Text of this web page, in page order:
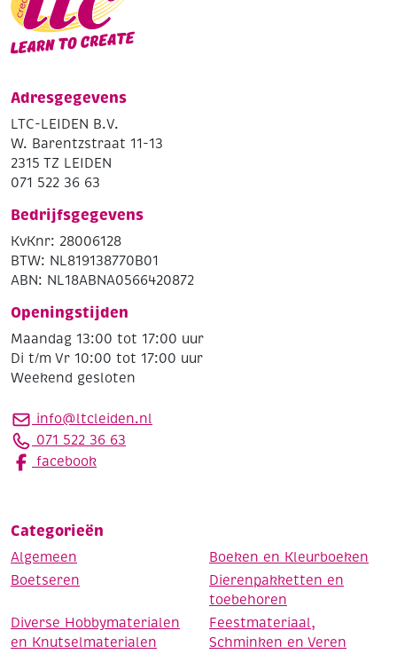
Adresgegevens
LTC-LEIDEN B.V.
W. Barentzstraat 11-13
2315 TZ LEIDEN
071 522 36 63
Bedrijfsgegevens
KvKnr: 28006128
BTW: NL819138770B01
ABN: NL18ABNA0566420872
Openingstijden
Maandag 13:00 tot 17:00 uur
Di t/m Vr 10:00 tot 17:00 uur
Weekend gesloten
info@ltcleiden.nl
071 522 36 63
facebook
Categorieën
Algemeen
Boeken en Kleurboeken
Boetseren
Dierenpakketten en
toebehoren
Diverse Hobbymaterialen
en Knutselmaterialen
Feestmateriaal,
Schminken en Veren